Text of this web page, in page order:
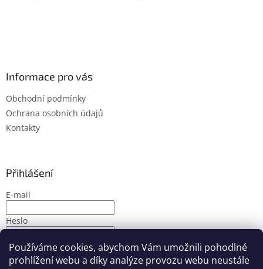
Používáme cookies, abychom Vám umožnili pohodlné
prohlížení webu a díky analýze provozu webu neustále
Informace pro vás
Obchodní podmínky
Ochrana osobních údajů
Kontakty
Přihlášení
E-mail
Heslo
PŘIHLÁSIT SE